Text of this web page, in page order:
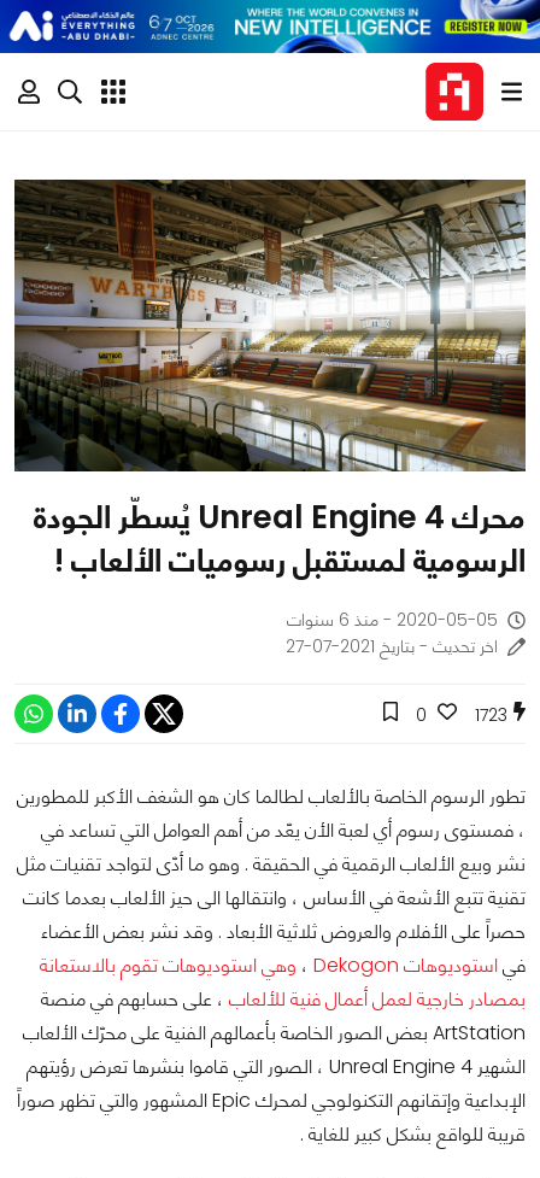
محرك Unreal Engine 4 يُسطّر الجودة
الرسومية لمستقبل رسوميات الألعاب !
2020-05-05 - منذ 6 سنوات
اخر تحديث - بتاريخ 2021-07-27
1723
0
تطور الرسوم الخاصة بالألعاب لطالما كان هو الشغف الأكبر للمطورين
، فمستوى رسوم أي لعبة الأن يعّد من أهم العوامل التي تساعد في
نشر وبيع الألعاب الرقمية في الحقيقة . وهو ما أدّى لتواجد تقنيات مثل
تقنية تتبع الأشعة في الأساس ، وانتقالها الى حيز الألعاب بعدما كانت
حصراً على الأفلام والعروض ثلاثية الأبعاد . وقد نشر بعض الأعضاء
فياستوديوهات Dekogon ، وهي استوديوهات تقوم بالاستعانة
بمصادر خارجية لعمل أعمال فنية للألعاب ، على حسابهم في منصة
ArtStation بعض الصور الخاصة بأعمالهم الفنية على محرّك الألعاب
الشهير Unreal Engine 4 ، الصور التي قاموا بنشرها تعرض رؤيتهم
الإبداعية وإتقانهم التكنولوجي لمحرك Epic المشهور والتي تظهر صوراً
قريبة للواقع بشكل كبير للغاية .